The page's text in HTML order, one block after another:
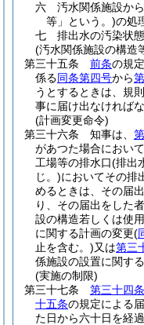
六
汚水関係施設か
等」という。)の処
七
排出水の汚染状
(汚水関係施設の構造
第三十五条
前条の規
係る同条第四号から
うとするときは、規
事に届け出なければな
(計画変更命令)
第三十六条
知事は、
があつた場合におい
工場等の排水口(排出
じ。)においてその排
めるときは、その届
り、その届出をした
設の構造若しくは使
に関する計画の変更(
止を含む。)又は第三
係施設の設置に関す
(実施の制限)
第三十七条
第三十四条
十五条の規定による
た日から六十日を経